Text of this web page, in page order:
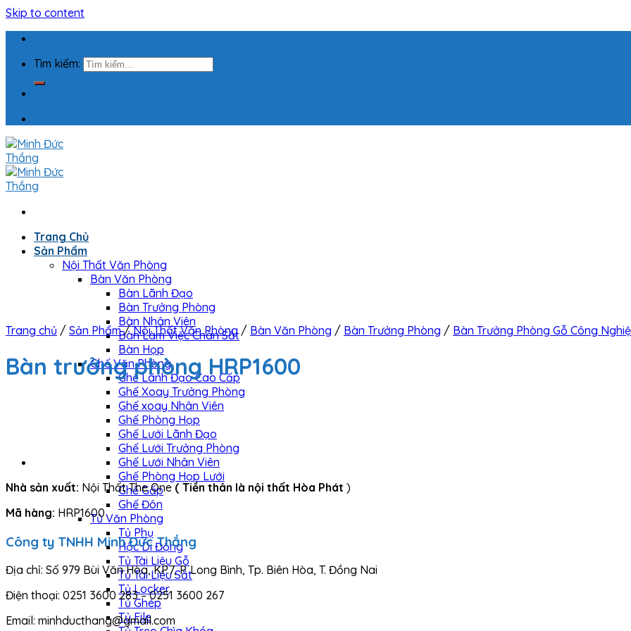
Skip to content
Tìm kiếm:
Trang Chủ
Sản Phẩm
Nội Thất Văn Phòng
Bàn Văn Phòng
Bàn Lãnh Đạo
Bàn Trưởng Phòng
Bàn Nhân Viên
Bàn Làm Việc Chân Sắt
Bàn Họp
Ghế Văn Phòng
Ghế Lãnh Đạo Cao Cấp
Ghế Xoay Trưởng Phòng
Ghế xoay Nhân Viên
Ghế Phòng Họp
Ghế Lưới Lãnh Đạo
Ghế Lưới Trưởng Phòng
Ghế Lưới Nhân Viên
Ghế Phòng Họp Lưới
Ghế Gấp
Ghế Đôn
Tủ Văn Phòng
Tủ Phụ
Hộc Di Động
Tủ Tài Liệu Gỗ
Tủ Tài Liệu Sắt
Tủ Locker
Tủ Ghép
Tủ File
Trang chủ / Sản Phẩm / Nội Thất Văn Phòng / Bàn Văn Phòng / Bàn Trưởng Phòng / Bàn Trưởng Phòng Gỗ Công
Bàn trưởng phòng HRP1600
Nhà sản xuất: Nội Thất The One( Tiền thân là nội thất Hòa Phát )
Mã hàng: HRP1600
Công ty TNHH Minh Đức Thắng
Địa chỉ: Số 979 Bùi Văn Hòa, KP.7, P. Long Bình, Tp. Biên Hòa, T. Đồng Nai
Điện thoại: 0251 3600 283 – 0251 3600 267
Email: minhducthang@gmail.com